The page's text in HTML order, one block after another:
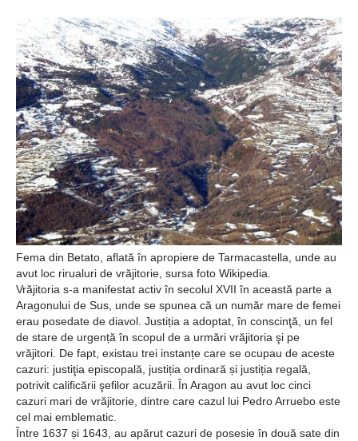
pentru un ritual de
magie neagră
Fema din Betato, aflată în apropiere de Tarmacastella, unde au
avut loc rirualuri de vrăjitorie, sursa foto Wikipedia.
Vrăjitoria s-a manifestat activ în secolul XVII în această parte a
Aragonului de Sus, unde se spunea că un număr mare de femei
erau posedate de diavol. Justiția a adoptat, în conscinţă, un fel
de stare de urgență în scopul de a urmări vrăjitoria şi pe
vrăjitori. De fapt, existau trei instanțe care se ocupau de aceste
cazuri: justiţia episcopală, justiția ordinară și justiția regală,
potrivit calificării şefilor acuzării. În Aragon au avut loc cinci
cazuri mari de vrăjitorie, dintre care cazul lui Pedro Arruebo este
cel mai emblematic.
Între 1637 și 1643, au apărut cazuri de posesie în două sate din